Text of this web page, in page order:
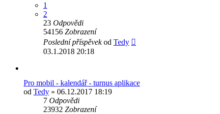
1
2
23 Odpovědi
54156 Zobrazení
Poslední příspěvekod Tedy
03.1.2018 20:18
Pro mobil - kalendář - turnus aplikace
od Tedy » 06.12.2017 18:19
7 Odpovědi
23932 Zobrazení